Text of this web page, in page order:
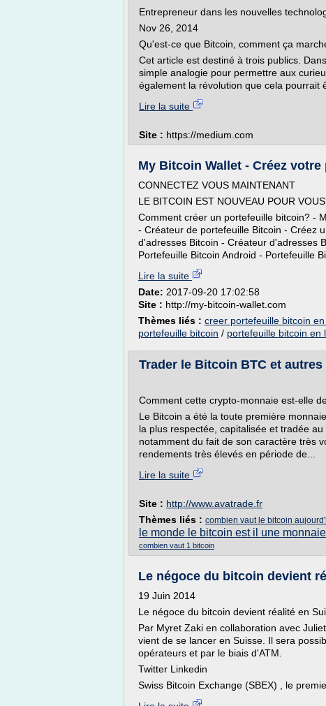
Entrepreneur dans les nouvelles
Nov 26, 2014
Qu'est-ce que Bitcoin, comment ça
Cet article est destiné à trois publics.
simple analogie pour permettre aux
également la révolution que cela pourrait
Lire la suite
Site : https://medium.com
My Bitcoin Wallet - Créez
CONNECTEZ VOUS MAINTENANT
LE BITCOIN EST NOUVEAU POUR
Comment créer un portefeuille bitcoin? -
- Créateur de portefeuille Bitcoin - Créez
d'adresses Bitcoin - Créateur d'adresses
Portefeuille Bitcoin Android - Portefeuille
Lire la suite
Date: 2017-09-20 17:02:58
Site : http://my-bitcoin-wallet.com
Thèmes liés : creer portefeuille bitcoin
portefeuille bitcoin / portefeuille bitcoin en
Trader le Bitcoin BTC et
Comment cette crypto-monnaie est-elle
Le Bitcoin a été la toute première
la plus respectée, capitalisée et tradée
notamment du fait de son caractère très
rendements très élevés en période de...
Lire la suite
Site : http://www.avatrade.fr
Thèmes liés : combien vaut le bitcoin
le monde le bitcoin est il une
combien vaut 1 bitcoin
Le négoce du bitcoin devient
19 Juin 2014
Le négoce du bitcoin devient réalité en
Par Myret Zaki en collaboration avec
vient de se lancer en Suisse. Il sera
opérateurs et par le biais d'ATM.
Twitter Linkedin
Swiss Bitcoin Exchange (SBEX) , le